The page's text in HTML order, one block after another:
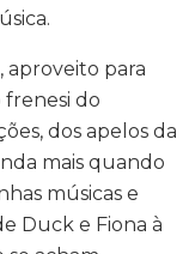
aproveito para
frenesi do
dos apelos da
mais quando
músicas e
Duck e Fiona à